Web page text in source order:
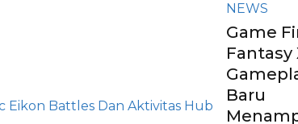
NEWS
Game
Fantasy
Baru